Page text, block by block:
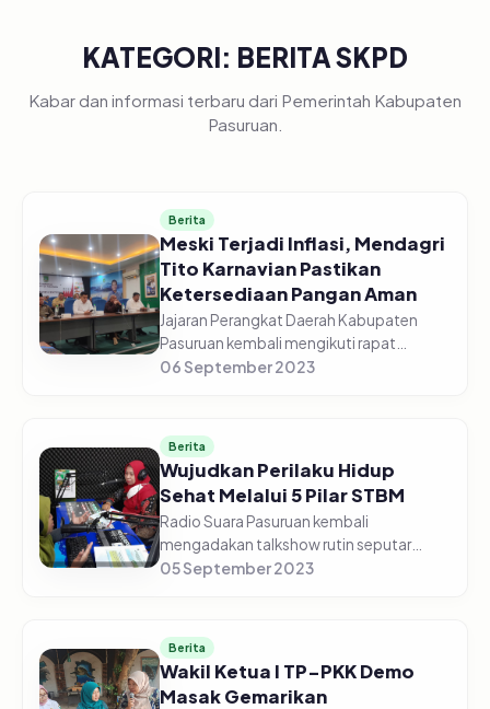
KATEGORI: BERITA SKPD
Kabar dan informasi terbaru dari Pemerintah Kabupaten
Pasuruan.
Berita
Meski Terjadi Inflasi, Mendagri
Tito Karnavian Pastikan
Ketersediaan Pangan Aman
Jajaran Perangkat Daerah Kabupaten
Pasuruan kembali mengikuti rapat
koordinasi pengendalian inflasi daerah
Dinas...
06 September 2023
Berita
Wujudkan Perilaku Hidup
Sehat Melalui 5 Pilar STBM
Radio Suara Pasuruan kembali
mengadakan talkshow rutin seputar
kesehatan, bekerja sama dengan Dinas
to...
05 September 2023
Berita
Wakil Ketua I TP-PKK Demo
Masak Gemarikan